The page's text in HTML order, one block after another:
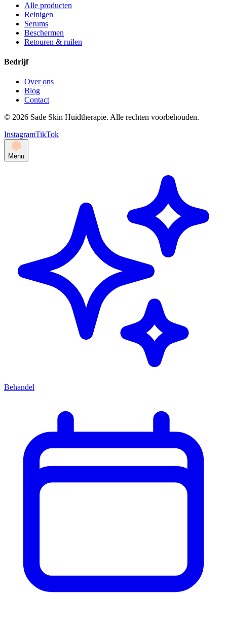
Alle producten
Reinigen
Serums
Beschermen
Retouren & ruilen
Bedrijf
Over ons
Blog
Contact
© 2026 Sade Skin Huidtherapie. Alle rechten voorbehouden.
InstagramTikTok
Menu
Behandel